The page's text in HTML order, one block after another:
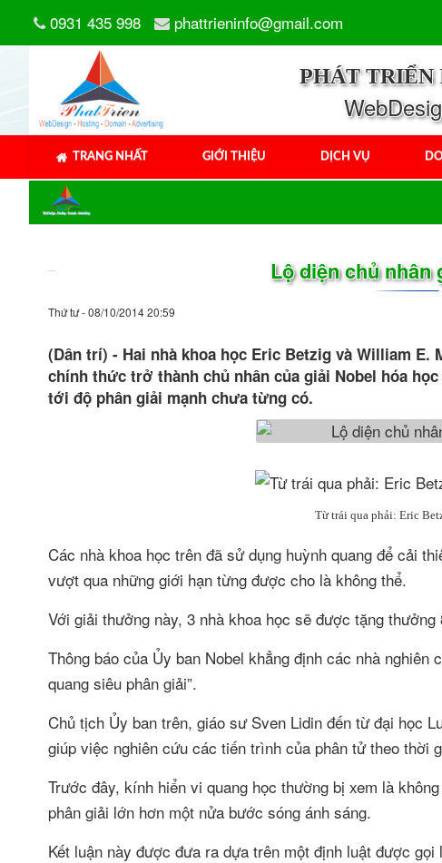
0931 435 998 phattrieninfo@gmail.com
PHÁT TRIỂN
TRANG NHẤT GIỚI THIỆU DỊCH VỤ
Lộ diện chủ nhân
Thứ tư - 08/10/2014 20:59
(Dân trí) - Hai nhà khoa học Eric Betzig và William
chính thức trở thành chủ nhân của giải Nobel hóa
tới độ phân giải mạnh chưa từng có.
Từ trái qua phải: Eric
Các nhà khoa học trên đã sử dụng huỳnh quang để cải
vượt qua những giới hạn từng được cho là không thể.
Với giải thưởng này, 3 nhà khoa học sẽ được tặng
Thông báo của Ủy ban Nobel khẳng định các nhà
quang siêu phân giải”.
Chủ tịch Ủy ban trên, giáo sư Sven Lidin đến từ đại học
giúp việc nghiên cứu các tiến trình của phân tử theo thời
Trước đây, kính hiển vi quang học thường bị xem là
phân giải lớn hơn một nửa bước sóng ánh sáng.
Kết luận này được đưa ra dựa trên một định luật được